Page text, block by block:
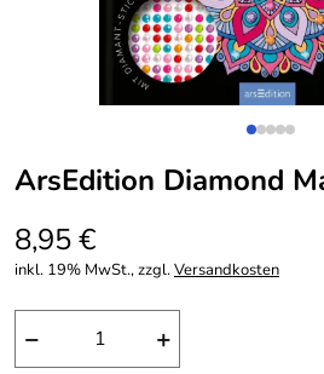
ArsEdition Diamond
8,95 €
inkl. 19% MwSt., zzgl.Versandkosten
− +